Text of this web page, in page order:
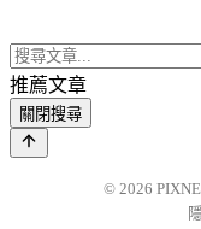
推薦文章
關閉搜尋
© 2026